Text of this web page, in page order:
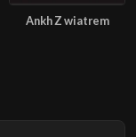
Ankh Z wiatrem